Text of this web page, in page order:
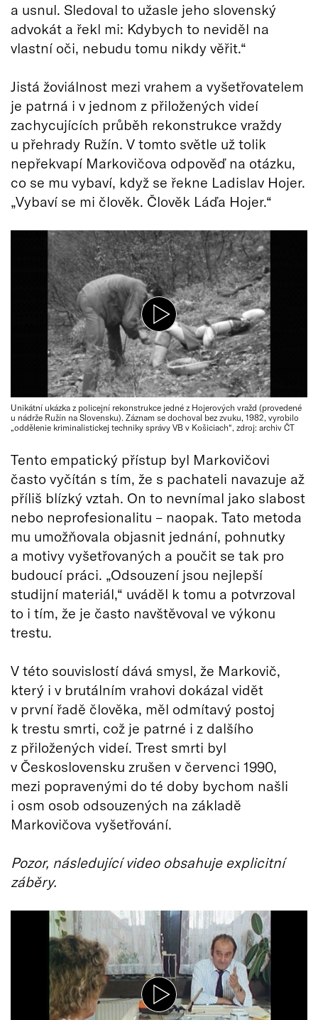
a usnul. Sledoval to užasle jeho slovenský
advokát a řekl mi: Kdybych to neviděl na
vlastní oči, nebudu tomu nikdy věřit.“
Jistá žoviálnost mezi vrahem a vyšetřovatelem
je patrná i v jednom z přiložených videí
zachycujících průběh rekonstrukce vraždy
u přehrady Ružín. V tomto světle už tolik
nepřekvapí Markovičova odpověď na otázku,
co se mu vybaví, když se řekne Ladislav Hojer.
„Vybaví se mi člověk. Člověk Láďa Hojer.“
Unikátní ukázka z policejní rekonstrukce jedné z Hojerových vražd (provedené
u nádrže Ružín na Slovensku). Záznam se dochoval bez zvuku, 1982, vyrobilo
„oddělenie kriminalistickej techniky správy VB v Košiciach“, zdroj: archiv ČT
Tento empatický přístup byl Markovičovi
často vyčítán s tím, že s pachateli navazuje až
příliš blízký vztah. On to nevnímal jako slabost
nebo neprofesionalitu – naopak. Tato metoda
mu umožňovala objasnit jednání, pohnutky
a motivy vyšetřovaných a poučit se tak pro
budoucí práci. „Odsouzení jsou nejlepší
studijní materiál,“ uváděl k tomu a potvrzoval
to i tím, že je často navštěvoval ve výkonu
trestu.
V této souvislostí dává smysl, že Markovič,
který i v brutálním vrahovi dokázal vidět
v první řadě člověka, měl odmítavý postoj
k trestu smrti, což je patrné i z dalšího
z přiložených videí. Trest smrti byl
v Československu zrušen v červenci 1990,
mezi popravenými do té doby bychom našli
i osm osob odsouzených na základě
Markovičova vyšetřování.
Pozor, následující video obsahuje explicitní
záběry.